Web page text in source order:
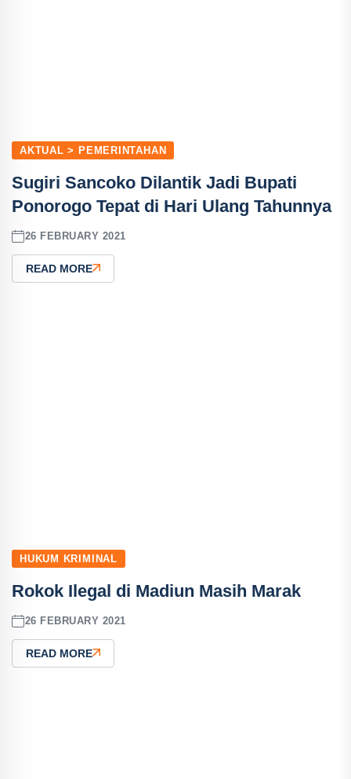
AKTUAL > PEMERINTAHAN
Sugiri Sancoko Dilantik Jadi Bupati
Ponorogo Tepat di Hari Ulang Tahunnya
26 FEBRUARY 2021
READ MORE
HUKUM KRIMINAL
Rokok Ilegal di Madiun Masih Marak
26 FEBRUARY 2021
READ MORE